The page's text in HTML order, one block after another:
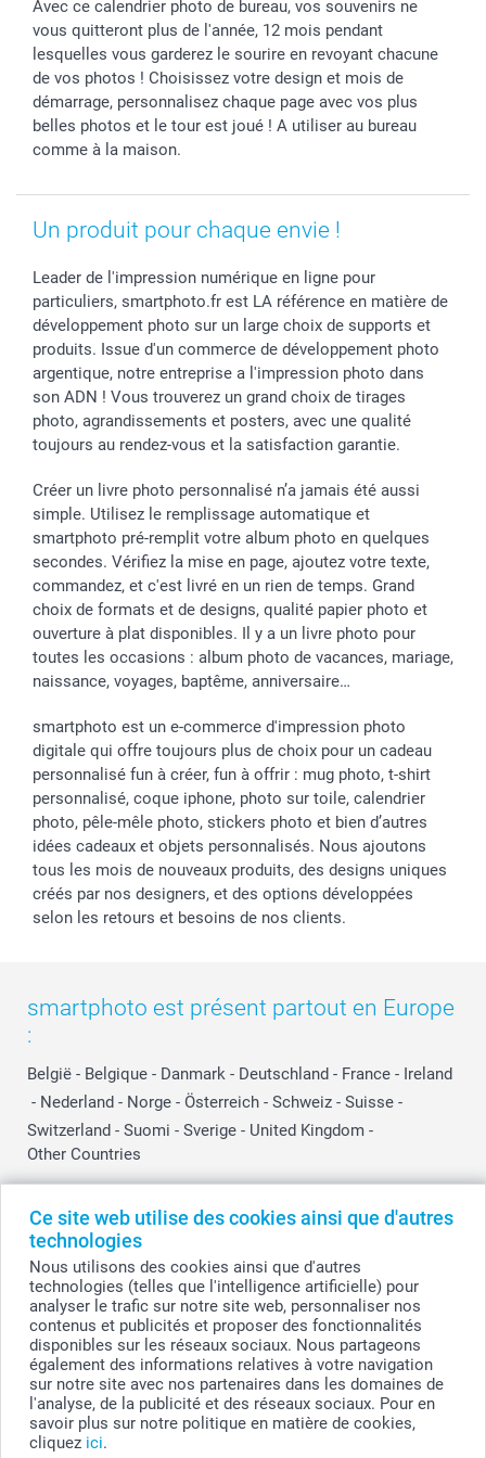
Ce site web utilise des cookies ainsi que d'autres
technologies
Nous utilisons des cookies ainsi que d'autres
technologies (telles que l'intelligence artificielle) pour
analyser le trafic sur notre site web, personnaliser nos
contenus et publicités et proposer des fonctionnalités
disponibles sur les réseaux sociaux. Nous partageons
également des informations relatives à votre navigation
sur notre site avec nos partenaires dans les domaines de
l'analyse, de la publicité et des réseaux sociaux. Pour en
savoir plus sur notre politique en matière de cookies,
cliquez ici.
Cadres photo & accessoires déco
Dénicheur d'idées cadeau
Communion
Baptême
Toussaint
Rentrée des classes
Saint-Valentin
Vacances
Vie privée
Gestion des cookies
Tarifs
Partenariats & Influence
Investisseurs
smartfriends
Livraison
Modes de paiement
Grandes quantités
Statut de ma commande
Avec ce calendrier photo de bureau, vos souvenirs ne
vous quitteront plus de l'année, 12 mois pendant
lesquelles vous garderez le sourire en revoyant chacune
de vos photos ! Choisissez votre design et mois de
démarrage, personnalisez chaque page avec vos plus
belles photos et le tour est joué ! A utiliser au bureau
comme à la maison.
Un produit pour chaque envie !
Leader de l'impression numérique en ligne pour
particuliers, smartphoto.fr est LA référence en matière de
développement photo sur un large choix de supports et
produits. Issue d'un commerce de développement photo
argentique, notre entreprise a l'impression photo dans
son ADN ! Vous trouverez un grand choix de tirages
photo, agrandissements et posters, avec une qualité
toujours au rendez-vous et la satisfaction garantie.
Créer un livre photo personnalisé n’a jamais été aussi
simple. Utilisez le remplissage automatique et
smartphoto pré-remplit votre album photo en quelques
secondes. Vérifiez la mise en page, ajoutez votre texte,
commandez, et c'est livré en un rien de temps. Grand
choix de formats et de designs, qualité papier photo et
ouverture à plat disponibles. Il y a un livre photo pour
toutes les occasions : album photo de vacances, mariage,
naissance, voyages, baptême, anniversaire…
smartphoto est un e-commerce d'impression photo
digitale qui offre toujours plus de choix pour un cadeau
personnalisé fun à créer, fun à offrir : mug photo, t-shirt
personnalisé, coque iphone, photo sur toile, calendrier
photo, pêle-mêle photo, stickers photo et bien d’autres
idées cadeaux et objets personnalisés. Nous ajoutons
tous les mois de nouveaux produits, des designs uniques
créés par nos designers, et des options développées
selon les retours et besoins de nos clients.
smartphoto est présent partout en Europe
:
België - Belgique - Danmark - Deutschland - France - Ireland
- Nederland - Norge - Österreich - Schweiz - Suisse -
Switzerland - Suomi - Sverige - United Kingdom -
Other Countries
© smartphoto group. Tous droits réservés
smartphoto group SA.
Siège social : Kwatrechtsteenweg 160, 9230 Wetteren, Belgique
Numéro de TVA BE 0405.706.755
Numéro d'entreprise 0405.706.755.
Coordonnées bancaires: IBAN BE71 2850 2711 5569 - BIC: GEBABEBB
Tous les prix sont en EURO (€), TVA incluse et hors frais de port.